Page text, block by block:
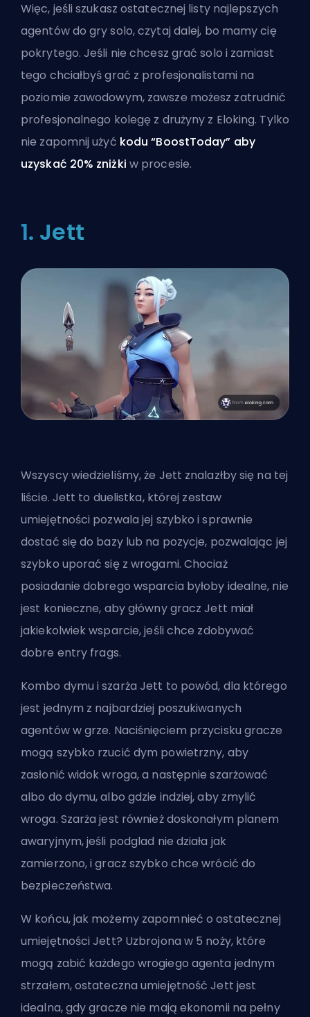
Więc, jeśli szukasz ostatecznej listy najlepszych
agentów do gry solo, czytaj dalej, bo mamy cię
pokrytego. Jeśli nie chcesz grać solo i zamiast
tego chciałbyś grać z profesjonalistami na
poziomie zawodowym, zawsze możesz zatrudnić
profesjonalnego kolegę z drużyny z Eloking. Tylko
nie zapomnij użyć kodu “BoostToday” aby
uzyskać 20% zniżki w procesie.
1. Jett
Wszyscy wiedzieliśmy, że Jett znalazłby się na tej
liście. Jett to duelistka, której zestaw
umiejętności pozwala jej szybko i sprawnie
dostać się do bazy lub na pozycje, pozwalając jej
szybko uporać się z wrogami. Chociaż
posiadanie dobrego wsparcia byłoby idealne, nie
jest konieczne, aby główny gracz Jett miał
jakiekolwiek wsparcie, jeśli chce zdobywać
dobre entry frags.
Kombo dymu i szarża Jett to powód, dla którego
jest jednym z najbardziej poszukiwanych
agentów w grze. Naciśnięciem przycisku gracze
mogą szybko rzucić dym powietrzny, aby
zasłonić widok wroga, a następnie szarżować
albo do dymu, albo gdzie indziej, aby zmylić
wroga. Szarża jest również doskonałym planem
awaryjnym, jeśli podglad nie działa jak
zamierzono, i gracz szybko chce wrócić do
bezpieczeństwa.
W końcu, jak możemy zapomnieć o ostatecznej
umiejętności Jett? Uzbrojona w 5 noży, które
mogą zabić każdego wrogiego agenta jednym
strzałem, ostateczna umiejętność Jett jest
idealna, gdy gracze nie mają ekonomii na pełny